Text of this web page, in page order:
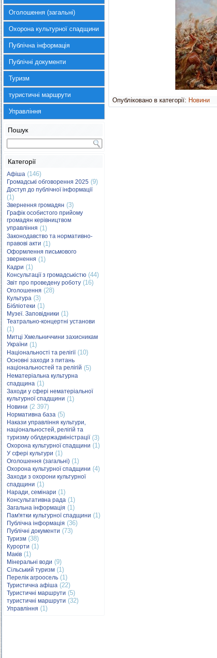
Оголошення (загальні)
Охорона культурної спадщини
Публічна інформація
Публічні документи
Туризм
туристичні маршрути
Управління
Пошук
Категорії
Афіша (146)
Громадські обговорення 2025 (9)
Доступ до публічної інформації
(1)
Звернення громадян (3)
Графік особистого прийому
громадян керівництвом
управління (1)
Законодавство та нормативно-
правові акти (1)
Оформлення письмового
звернення (1)
Кадри (1)
Консультації з громадськістю (44)
Звіт про проведену роботу (16)
Оголошення (28)
Культура (3)
Бібліотеки (1)
Музеї. Заповідники (1)
Театрально-концертні установи
(1)
Митці Хмельниччини захисникам
України (1)
Національності та релігії(10)
Основні заходи з питань
національностей та релігій (5)
Нематеріальна культурна
спадщина (1)
Заходи у сфері нематеріальної
культурної спадщини (1)
Новини (2 397)
Нормативна база (5)
Накази управління культури,
національностей, релігій та
туризму облдержадміністрації(3)
Охорона культурної спадщини (1)
У сфері культури (1)
Оголошення (загальні) (1)
Охорона культурної спадщини (4)
Заходи з охорони культурної
спадщини (1)
Наради, семінари (1)
Консультативна рада (1)
Загальна інформація (1)
Пам'ятки культурної спадщини (1)
Публічна інформація (36)
Публічні документи (73)
Туризм (38)
Курорти (1)
Маків (1)
Мінеральні води (9)
Сільський туризм (1)
Перелік агроосель (1)
Туристична афіша (22)
Туристичні маршрути (5)
туристичні маршрути (32)
Управління (1)
Опубліковано в категорії: Новини